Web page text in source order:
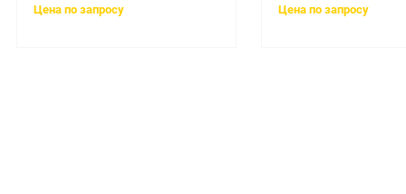
Цена по запросу Цена по запросу